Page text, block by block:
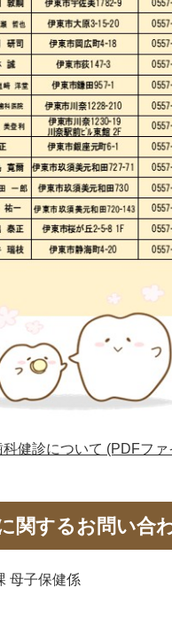
健診について (PDFフ
関するお問い合
母子保健係